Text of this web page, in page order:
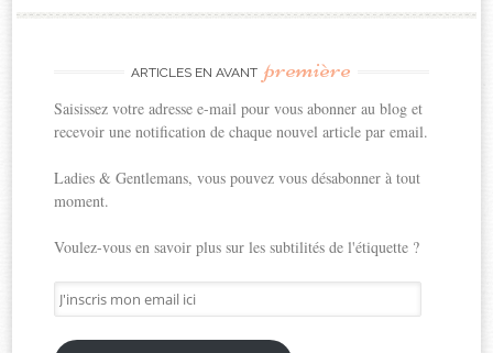
ARTICLES EN AVANT première
Saisissez votre adresse e-mail pour vous abonner au blog et
recevoir une notification de chaque nouvel article par email.
Ladies & Gentlemans, vous pouvez vous désabonner à tout
moment.
Voulez-vous en savoir plus sur les subtilités de l'étiquette ?
J'inscris
mon
email